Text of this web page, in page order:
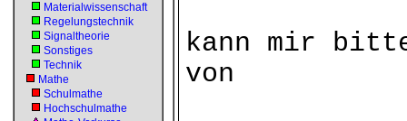
Materialwissenschaft
Regelungstechnik
Signaltheorie
Sonstiges
Technik
Mathe
Schulmathe
Hochschulmathe
kann mir
von